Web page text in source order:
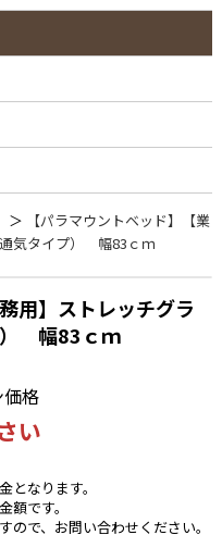
＞
【パラマウントベッド】【業
気タイプ） 幅83ｃｍ
用】ストレッチグラ
） 幅83ｃｍ
価格
い
なります。
です。
で、お問い合わせください。